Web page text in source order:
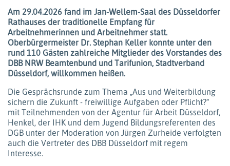
Am 29.04.2026 fand im Jan-Wellem-Saal des Düsseldorfer
Rathauses der traditionelle Empfang für
Arbeitnehmerinnen und Arbeitnehmer statt.
Oberbürgermeister Dr. Stephan Keller konnte unter den
rund 110 Gästen zahlreiche Mitglieder des Vorstandes des
DBB NRW Beamtenbund und Tarifunion, Stadtverband
Düsseldorf, willkommen heißen.
Die Gesprächsrunde zum Thema „Aus und Weiterbildung
sichern die Zukunft - freiwillige Aufgaben oder Pflicht?“
mit Teilnehmenden von der Agentur für Arbeit Düsseldorf,
Henkel, der IHK und dem Jugend Bildungsreferenten des
DGB unter der Moderation von Jürgen Zurheide verfolgten
auch die Vertreter des DBB Düsseldorf mit regem
Interesse.